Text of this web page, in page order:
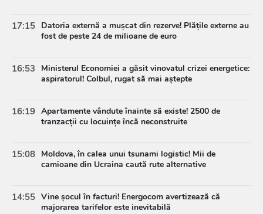
17:15 Datoria externă a mușcat din rezerve! Plățile externe au
fost de peste 24 de milioane de euro
16:53
Ministerul Economiei a găsit vinovatul crizei energetice:
aspiratorul! Colbul, rugat să mai aștepte
16:19 Apartamente vândute înainte să existe! 2500 de
tranzacții cu locuințe încă neconstruite
15:08 Moldova, în calea unui tsunami logistic! Mii de
camioane din Ucraina caută rute alternative
14:55 Vine șocul în facturi! Energocom avertizează că
majorarea tarifelor este inevitabilă